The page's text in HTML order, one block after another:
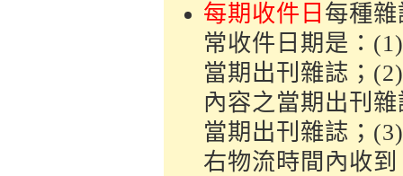
每期收件日 每種
常收件日期是：
當期出刊雜誌；
內容之當期出刊
當期出刊雜誌；
右物流時間內收